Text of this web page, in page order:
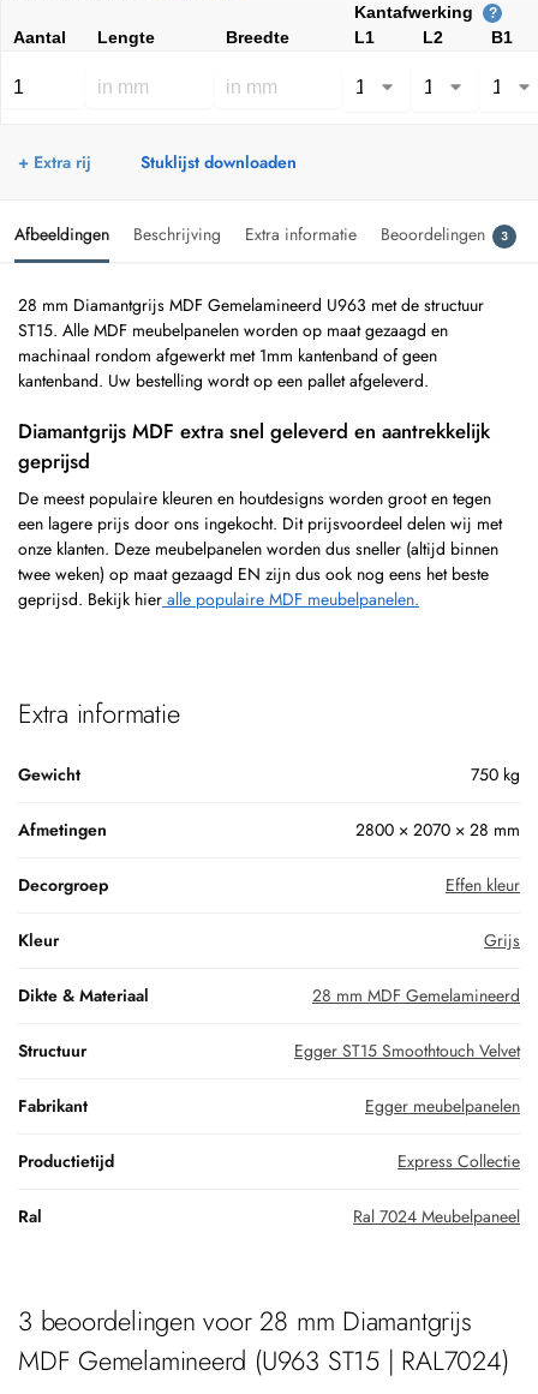
Kantafwerking ?
Aantal Lengte Breedte L1 L2 B1
+ Extra rij Stuklijst downloaden
Afbeeldingen Beschrijving Extra informatie Beoordelingen 3
28 mm Diamantgrijs MDF Gemelamineerd U963 met de structuur
ST15. Alle MDF meubelpanelen worden op maat gezaagd en
machinaal rondom afgewerkt met 1mm kantenband of geen
kantenband. Uw bestelling wordt op een pallet afgeleverd.
Diamantgrijs MDF extra snel geleverd en aantrekkelijk
geprijsd
De meest populaire kleuren en houtdesigns worden groot en tegen
een lagere prijs door ons ingekocht. Dit prijsvoordeel delen wij met
onze klanten. Deze meubelpanelen worden dus sneller (altijd binnen
twee weken) op maat gezaagd EN zijn dus ook nog eens het beste
geprijsd. Bekijk hier alle populaire MDF meubelpanelen.
Extra informatie
Gewicht 750 kg
Afmetingen 2800 × 2070 × 28 mm
Decorgroep Effen kleur
Kleur Grijs
Dikte & Materiaal 28 mm MDF Gemelamineerd
Structuur Egger ST15 Smoothtouch Velvet
Fabrikant Egger meubelpanelen
Productietijd Express Collectie
Ral Ral 7024 Meubelpaneel
3 beoordelingen voor28 mm Diamantgrijs
MDF Gemelamineerd (U963 ST15 | RAL7024)